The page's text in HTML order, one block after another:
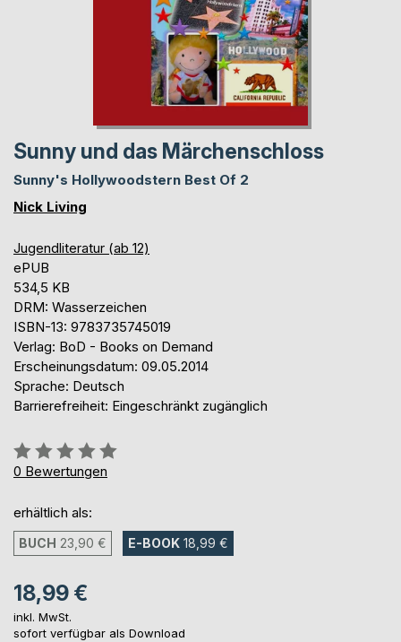
Sunny und das Märchenschloss
Sunny's Hollywoodstern Best Of 2
Nick Living
Jugendliteratur (ab 12)
ePUB
534,5 KB
DRM: Wasserzeichen
ISBN-13: 9783735745019
Verlag: BoD - Books on Demand
Erscheinungsdatum: 09.05.2014
Sprache: Deutsch
Barrierefreiheit: Eingeschränkt zugänglich
Bewertung::
0%
0 Bewertungen
erhältlich als:
BUCH 23,90 € E-BOOK 18,99 €
18,99 €
inkl. MwSt.
sofort verfügbar als Download